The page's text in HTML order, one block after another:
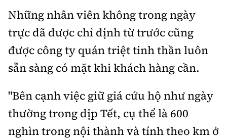
Những nhân viên không trong ngày
trực đã được chỉ định từ trước cũng
được công ty quán triệt tinh thần luôn
sẵn sàng có mặt khi khách hàng cần.
"Bên cạnh việc giữ giá cứu hộ như ngày
thường trong dịp Tết, cụ thể là 600
nghìn trong nội thành và tính theo km ở